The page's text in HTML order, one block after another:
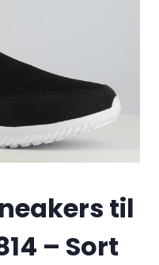
til
– Sort